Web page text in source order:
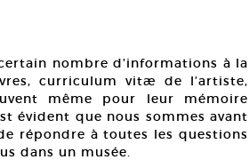
nombre d’informations à la
curriculum vitæ de l’artiste,
même pour leur mémoire
évident que nous sommes avant
répondre à toutes les questions
dans un musée.